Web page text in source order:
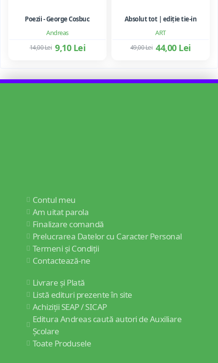
Andreas
Poezii - George Cosbuc
9,10 Lei
14,00 Lei
ART
Absolut tot | ediție tie-in
44,00 Lei
49,00 Lei
Contul meu
Am uitat parola
Finalizare comandă
Prelucrarea Datelor cu Caracter Personal
Termeni și Condiții
Contactează-ne
Livrare și Plată
Listă edituri prezente în site
Achiziții SEAP / SICAP
Editura Andreas caută autori de Auxiliare
Școlare
Toate Produsele